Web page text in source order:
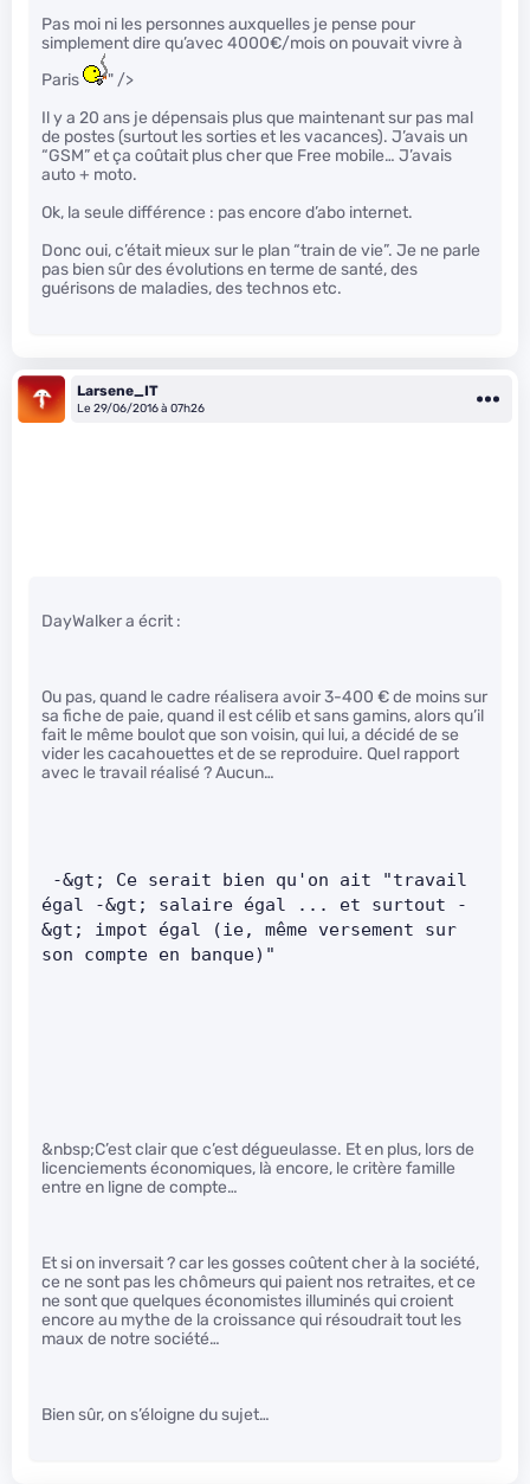
Pas moi ni les personnes auxquelles je pense pour
simplement dire qu’avec 4000€/mois on pouvait vivre à
Paris
" />
Il y a 20 ans je dépensais plus que maintenant sur pas mal
de postes (surtout les sorties et les vacances). J’avais un
“GSM” et ça coûtait plus cher que Free mobile… J’avais
auto + moto.
Ok, la seule différence : pas encore d’abo internet.
Donc oui, c’était mieux sur le plan “train de vie”. Je ne parle
pas bien sûr des évolutions en terme de santé, des
guérisons de maladies, des technos etc.
Larsene_IT
Le 29/06/2016 à 07h26
DayWalker a écrit :
Ou pas, quand le cadre réalisera avoir 3-400 € de moins sur
sa fiche de paie, quand il est célib et sans gamins, alors qu’il
fait le même boulot que son voisin, qui lui, a décidé de se
vider les cacahouettes et de se reproduire. Quel rapport
avec le travail réalisé ? Aucun…
égal -&gt; salaire égal ... et surtout -
&gt; impot égal (ie, même versement sur
son compte en banque)"
&nbsp;C’est clair que c’est dégueulasse. Et en plus, lors de
licenciements économiques, là encore, le critère famille
entre en ligne de compte…
Et si on inversait ? car les gosses coûtent cher à la société,
ce ne sont pas les chômeurs qui paient nos retraites, et ce
ne sont que quelques économistes illuminés qui croient
encore au mythe de la croissance qui résoudrait tout les
maux de notre société…
Bien sûr, on s’éloigne du sujet…